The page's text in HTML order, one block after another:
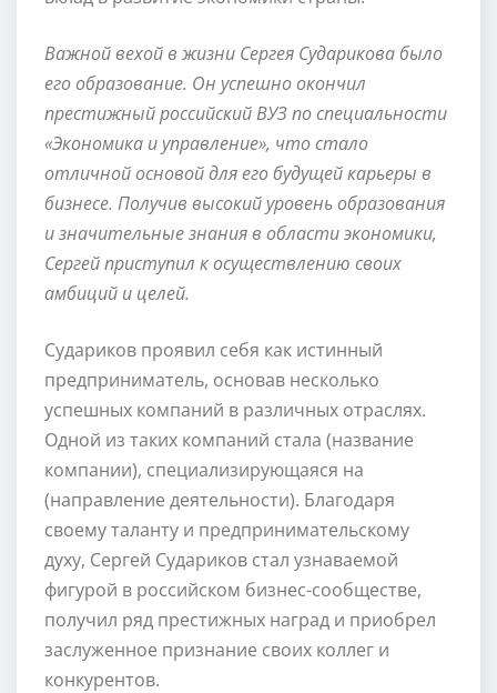
Важной вехой в жизни Сергея Сударикова было
его образование. Он успешно окончил
престижный российский ВУЗ по специальности
«Экономика и управление», что стало
отличной основой для его будущей карьеры в
бизнесе. Получив высокий уровень образования
и значительные знания в области экономики,
Сергей приступил к осуществлению своих
амбиций и целей.
Судариков проявил себя как истинный
предприниматель, основав несколько
успешных компаний в различных отраслях.
Одной из таких компаний стала (название
компании), специализирующаяся на
(направление деятельности). Благодаря
своему таланту и предпринимательскому
духу, Сергей Судариков стал узнаваемой
фигурой в российском бизнес-сообществе,
получил ряд престижных наград и приобрел
заслуженное признание своих коллег и
конкурентов.